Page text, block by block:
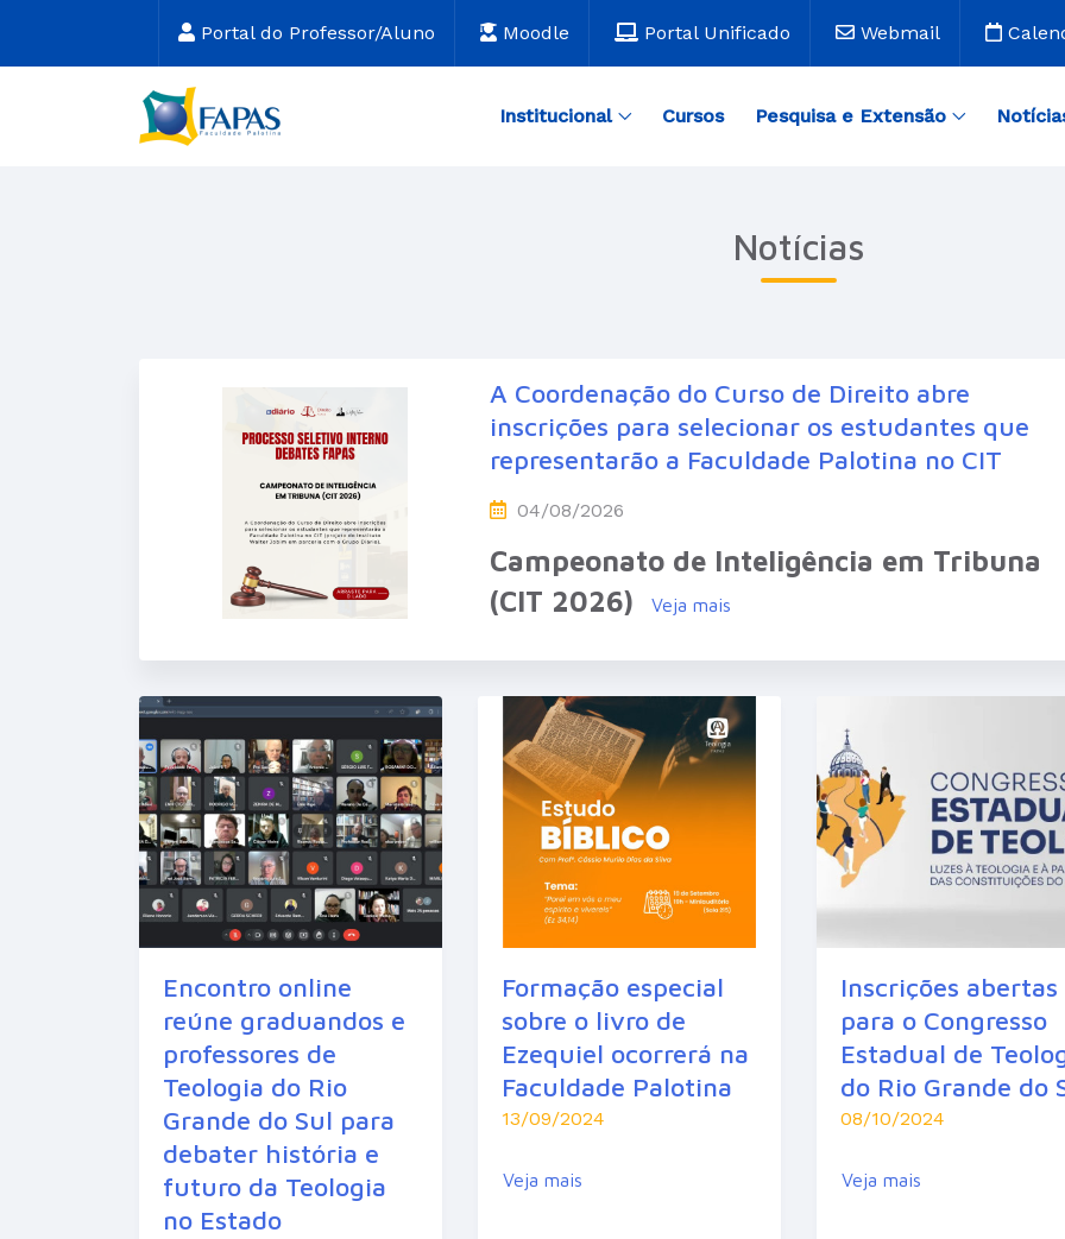
Portal do Professor/Aluno Moodle Portal Unificado Webmail
Institucional Cursos Pesquisa e Extensão
Notícias
A Coordenação do Curso de Direito abre
inscrições para selecionar os estudantes que
representarão a Faculdade Palotina no CIT
04/08/2026
Campeonato de Inteligência em Tribuna
(CIT 2026)
Veja mais
Encontro online
reúne graduandos e
professores de
Teologia do Rio
Grande do Sul para
debater história e
futuro da Teologia
no Estado
Formação especial
sobre o livro de
Ezequiel ocorrerá na
Faculdade Palotina
13/09/2024
Veja mais
Inscrições abertas
para o Congresso
Estadual de
do Rio Grande do
08/10/2024
Veja mais